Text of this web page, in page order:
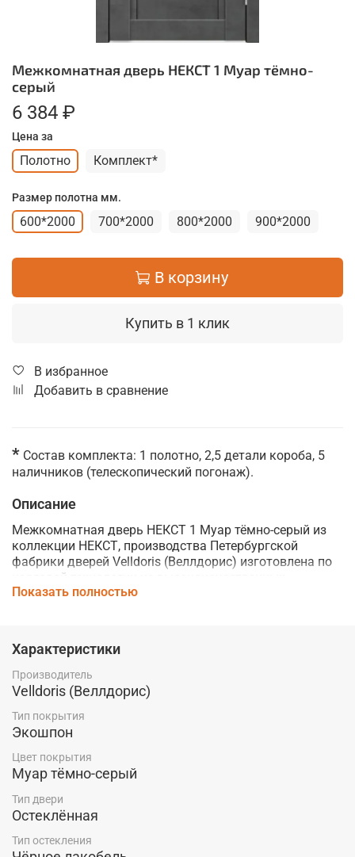
Межкомнатная дверь НЕКСТ 1 Муар тёмно-
серый
6 384 ₽
Цена за
Полотно Комплект*
Размер полотна мм.
600*2000 700*2000 800*2000 900*2000
В корзину
Купить в 1 клик
В избранное
Добавить в сравнение
* Состав комплекта: 1 полотно, 2,5 детали короба, 5
наличников (телескопический погонаж).
Описание
Межкомнатная дверь НЕКСТ 1 Муар тёмно-серый из
коллекции НЕКСТ, производства Петербургской
фабрики дверей Velldoris (Веллдорис) изготовлена по
царговой технологии из высококачественных,
современных материалов.
идеальным выбором для любого помещения.
Стекло Чёрное лакобель придает модели элегантность
и стиль.
Телескопический тип погонажа обеспечивает простоту
установки.
Купить межкомнатную дверь НЕКСТ 1 Муар тёмно-
серый от фабрики дверей
производителя со склада в Красноярске Вы можете в
магазине компании "Ярдеко".
Показать полностью
Характеристики
Производитель
Velldoris (Веллдорис)
Тип покрытия
Экошпон
Цвет покрытия
Муар тёмно-серый
Тип двери
Остеклённая
Тип остекления